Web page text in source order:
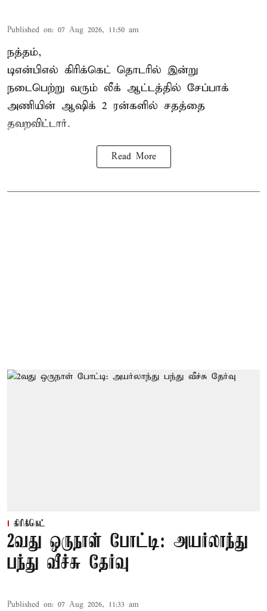
Published on: 07 Aug 2026, 11:50 am
நத்தம்,
டிஎன்பிஎல் கிரிக்கெட் தொடரில் இன்று
நடைபெற்று வரும் லீக் ஆட்டத்தில் சேப்பாக்
அணியின் ஆஷிக் 2 ரன்களில் சதத்தை
தவறவிட்டார்.
Read More
கிரிக்கெட்
2வது ஒருநாள் போட்டி: அயர்லாந்து
பந்து வீச்சு தேர்வு
Published on: 07 Aug 2026, 11:33 am